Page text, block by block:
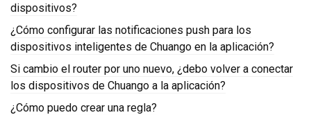
dispositivos?
¿Cómo configurar las notificaciones push para los
dispositivos inteligentes de Chuango en la aplicación?
Si cambio el router por uno nuevo, ¿debo volver a conectar
los dispositivos de Chuango a la aplicación?
¿Cómo puedo crear una regla?